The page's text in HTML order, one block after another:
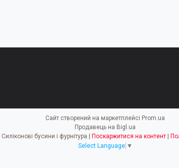
Сайт створений на маркетплейсі Prom.ua
Продавець на Bigl.ua
Поскаржитися на контент
Select Language ▼